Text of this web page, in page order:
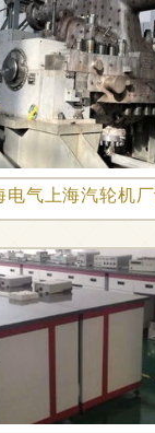
电气上海汽轮机